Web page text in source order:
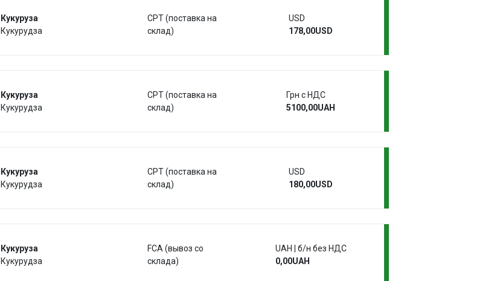
Кукуруза
Кукурудза
CPT (поставка на
склад)
USD
178,00USD
Кукуруза
Кукурудза
CPT (поставка на
склад)
Грн с НДС
5100,00UAH
Кукуруза
Кукурудза
CPT (поставка на
склад)
USD
180,00USD
Кукуруза
Кукурудза
FCA (вывоз со
склада)
UAH | б/н без НДС
0,00UAH